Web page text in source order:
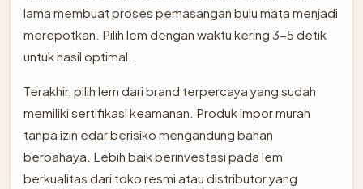
lama membuat proses pemasangan bulu mata menjadi
merepotkan. Pilih lem dengan waktu kering 3-5 detik
untuk hasil optimal.
Terakhir, pilih lem dari brand terpercaya yang sudah
memiliki sertifikasi keamanan. Produk impor murah
tanpa izin edar berisiko mengandung bahan
berbahaya. Lebih baik berinvestasi pada lem
berkualitas dari toko resmi atau distributor yang